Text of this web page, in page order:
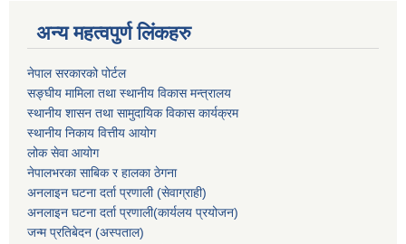
अन्य महत्वपुर्ण लिंकहरु
नेपाल सरकारको पोर्टल
सङ्घीय मामिला तथा स्थानीय विकास मन्त्रालय
स्थानीय शासन तथा सामुदायिक विकास कार्यक्रम
स्थानीय निकाय वित्तीय आयोग
लोक सेवा आयोग
नेपालभरका साबिक र हालका ठेगना
अनलाइन घटना दर्ता प्रणाली (सेवाग्राही)
अनलाइन घटना दर्ता प्रणाली(कार्यलय प्रयोजन)
जन्म प्रतिबेदन (अस्पताल)